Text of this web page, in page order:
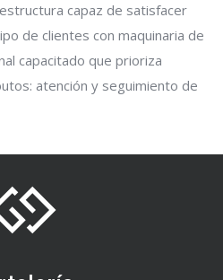
capaz de satisfacer
de clientes con maquinaria de
capacitado que prioriza
atención y seguimiento de